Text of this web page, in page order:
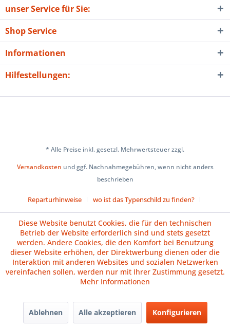
unser Service für Sie:
Shop Service
Informationen
Hilfestellungen:
* Alle Preise inkl. gesetzl. Mehrwertsteuer zzgl.
Versandkosten und ggf. Nachnahmegebühren, wenn nicht anders
beschrieben
Reparturhinweise
wo ist das Typenschild zu finden?
Versand und Zahlungsbedingungen
Impressum
AGB
Widerrufsrecht
Datenschutz Batteriehinweise
Vertrag widerrufen
Diese Website benutzt Cookies, die für den technischen
Betrieb der Website erforderlich sind und stets gesetzt
werden. Andere Cookies, die den Komfort bei Benutzung
dieser Website erhöhen, der Direktwerbung dienen oder die
Interaktion mit anderen Websites und sozialen Netzwerken
vereinfachen sollen, werden nur mit Ihrer Zustimmung gesetzt.
Mehr Informationen
Ablehnen Alle akzeptieren Konfigurieren